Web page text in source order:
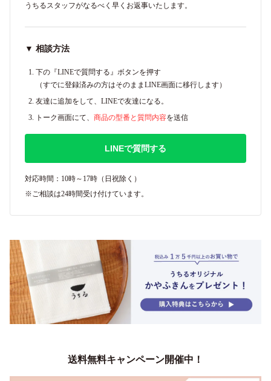
うちるスタッフがなるべく早くお返事いたします。
▼ 相談方法
下の『LINEで質問する』ボタンを押す
（すでに登録済みの方はそのままLINE画面に移行します）
友達に追加をして、LINEで友達になる。
トーク画面にて、 商品の型番と質問内容を送信
LINEで質問する
対応時間：10時～17時（日祝除く）
※ご相談は24時間受け付けています。
送料無料キャンペーン開催中！